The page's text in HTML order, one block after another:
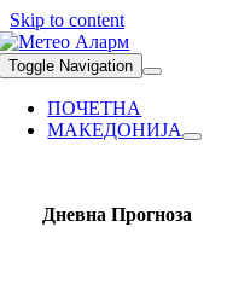
Skip to content
Toggle Navigation
ПОЧЕТНА
МАКЕДОНИЈА
Дневна Прогноза